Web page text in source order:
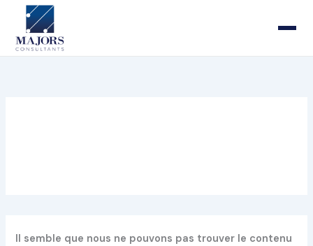
contenu
Il semble que nous ne pouvons pas trouver le contenu
Rechercher :